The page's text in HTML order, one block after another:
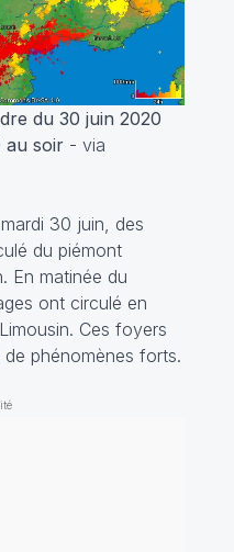
du 30 juin 2020
au soir- via
30 juin, des
du piémont
En matinée du
ont circulé en
Ces foyers
phénomènes forts.